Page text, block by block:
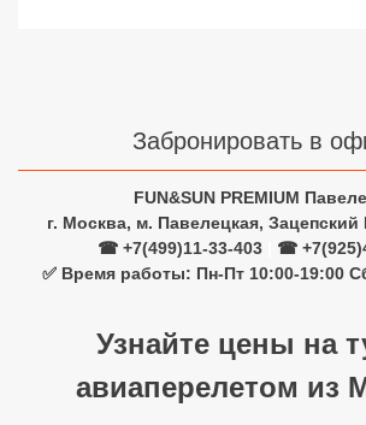
Забронировать в
FUN&SUN PREMIUM
г. Москва, м. Павелецкая,
☎ +7(499)11-33-403
☎
✅ Время работы: Пн-Пт 10:00-19:00
Узнайте цены на
авиаперелетом из
Сетевые отели ОАЭ
Сетевые отели Таиланда
Сетевые отели Вьетнама